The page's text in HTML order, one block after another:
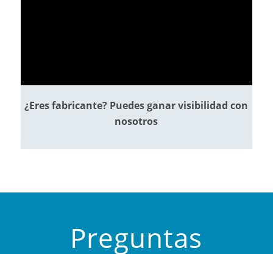
¿Eres fabricante? Puedes ganar visibilidad con
nosotros
Preguntas